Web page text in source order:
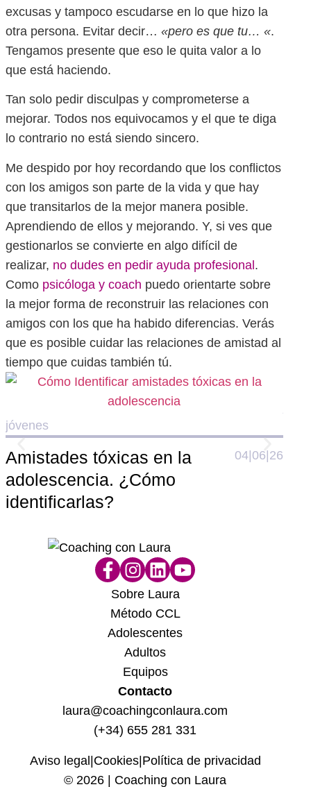
excusas y tampoco escudarse en lo que hizo la
otra persona. Evitar decir… «pero es que tu… «.
Tengamos presente que eso le quita valor a lo
que está haciendo.
Tan solo pedir disculpas y comprometerse a
mejorar. Todos nos equivocamos y el que te diga
lo contrario no está siendo sincero.
Me despido por hoy recordando que los conflictos
con los amigos son parte de la vida y que hay
que transitarlos de la mejor manera posible.
Aprendiendo de ellos y mejorando. Y, si ves que
gestionarlos se convierte en algo difícil de
realizar, no dudes en pedir ayuda profesional.
Como psicóloga y coach puedo orientarte sobre
la mejor forma de reconstruir las relaciones con
amigos con los que ha habido diferencias. Verás
que es posible cuidar las relaciones de amistad al
tiempo que cuidas también tú.
jóvenes
04|06|26
Amistades tóxicas en la
adolescencia. ¿Cómo
identificarlas?
El
Sobre Laura
Método CCL
Adolescentes
Adultos
Equipos
Contacto
laura@coachingconlaura.com
(+34) 655 281 331
© 2026 | Coaching con Laura
Aviso legal Cookies| Política de privacidad